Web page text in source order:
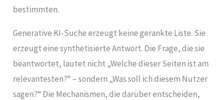
bestimmten.
Generative KI-Suche erzeugt keine gerankte Liste. Sie
erzeugt eine synthetisierte Antwort. Die Frage, die sie
beantwortet, lautet nicht „Welche dieser Seiten ist am
relevantesten?“ – sondern „Was soll ich diesem Nutzer
sagen?“ Die Mechanismen, die darüber entscheiden,